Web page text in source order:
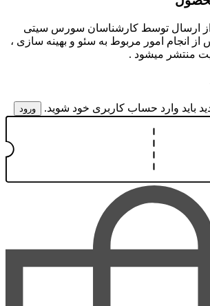
ارسال توسط کارشناسان سورس سیتی
انجام امور مربوط به سئو و بهینه سازی ،
منتشر میشود .
باید وارد حساب کاربری خود شوید. ورود